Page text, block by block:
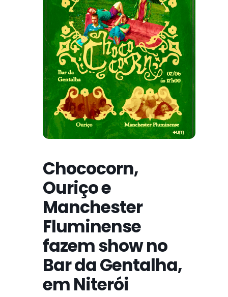
Chococorn,
Ouriço e
Manchester
Fluminense
fazem show no
Bar da Gentalha,
em Niterói